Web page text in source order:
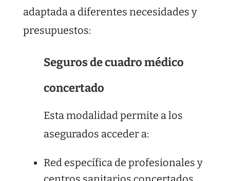
adaptada a diferentes necesidades y
presupuestos:
Seguros de cuadro médico
concertado
Esta modalidad permite a los
asegurados acceder a:
Red específica de profesionales y